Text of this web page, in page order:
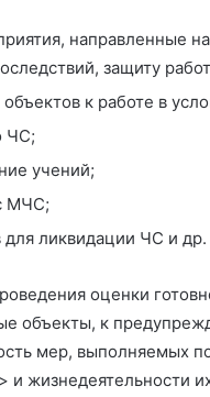
направленные
защиту
к работе в
ЧС;
учений;
МЧС;
для ликвидации ЧС и др.
оценки
объекты, к
мер, выполняемых
жизнедеятельности